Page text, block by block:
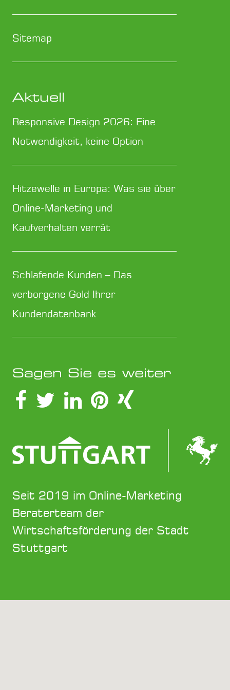
Sitemap
Aktuell
Responsive Design 2026: Eine
Notwendigkeit, keine Option
Hitzewelle in Europa: Was sie über
Online-Marketing und
Kaufverhalten verrät
Schlafende Kunden – Das
verborgene Gold Ihrer
Kundendatenbank
Sagen Sie es weiter
Seit 2019 im Online-Marketing
Beraterteam der
Wirtschaftsförderung der Stadt
Stuttgart